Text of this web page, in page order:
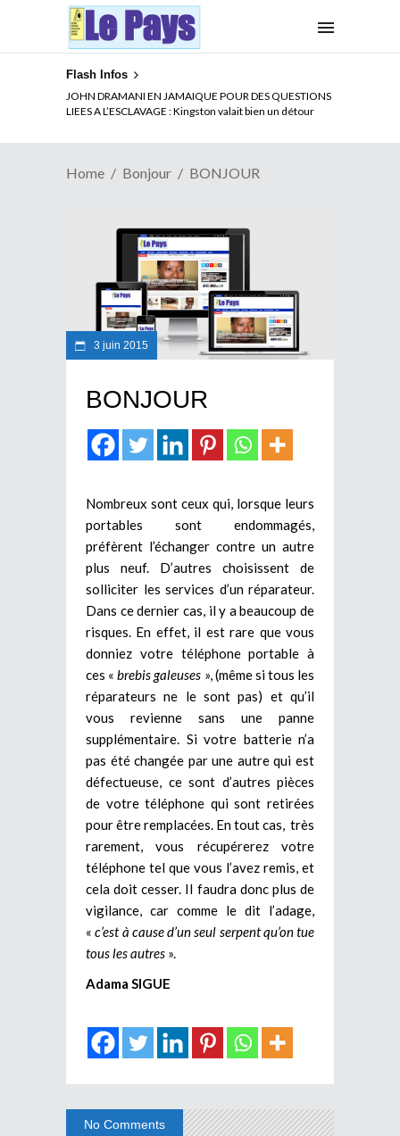
Flash Infos
JOHN DRAMANI EN JAMAIQUE POUR DES QUESTIONS
LIEES A L’ESCLAVAGE : Kingston valait bien un détour
Home Bonjour BONJOUR
3 juin 2015
BONJOUR
Nombreux sont ceux qui, lorsque leurs
portables sont endommagés,
préfèrent l’échanger contre un autre
plus neuf. D’autres choisissent de
solliciter les services d’un réparateur.
Dans ce dernier cas, il y a beaucoup de
risques. En effet, il est rare que vous
donniez votre téléphone portable à
ces «brebis galeuses », (même si tous les
réparateurs ne le sont pas) et qu’il
vous revienne sans une panne
supplémentaire. Si votre batterie n’a
pas été changée par une autre qui est
défectueuse, ce sont d’autres pièces
de votre téléphone qui sont retirées
pour être remplacées. En tout cas, très
rarement, vous récupérerez votre
téléphone tel que vous l’avez remis, et
cela doit cesser. Il faudra donc plus de
vigilance, car comme le dit l’adage,
«c’est à cause d’un seul serpent qu’on tue
tous les autres ».
Adama SIGUE
No Comments